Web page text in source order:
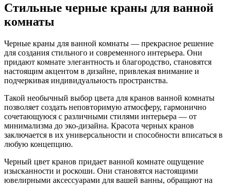
Стильные черные краны для ванной
комнаты
Черные краны для ванной комнаты — прекрасное решение
для создания стильного и современного интерьера. Они
придают комнате элегантность и благородство, становятся
настоящим акцентом в дизайне, привлекая внимание и
подчеркивая индивидуальность пространства.
Такой необычный выбор цвета для кранов ванной комнаты
позволяет создать неповторимую атмосферу, гармонично
сочетающуюся с различными стилями интерьера — от
минимализма до эко-дизайна. Красота черных кранов
заключается в их универсальности и способности вписаться в
любую концепцию.
Черный цвет кранов придает ванной комнате ощущение
изысканности и роскоши. Они становятся настоящими
ювелирными аксессуарами для вашей ванны, обращают на